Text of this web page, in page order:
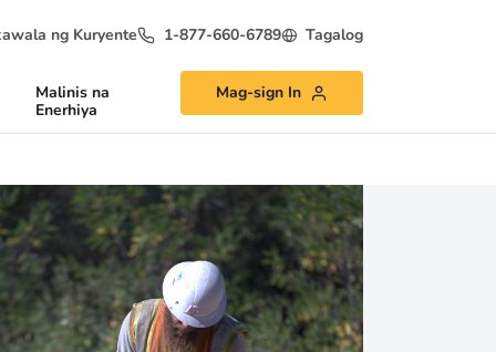
ng Kuryente 1-877-660-6789 Tagalog
Malinis na
Enerhiya
Mag-sign In